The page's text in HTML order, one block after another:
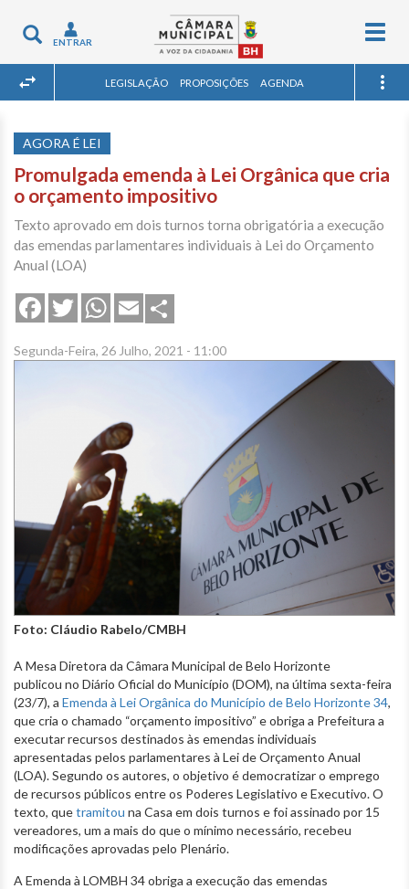
Toggle
navigation
ENTRAR
LEGISLAÇÃO PROPOSIÇÕES AGENDA
AGORA É LEI
Promulgada emenda à Lei Orgânica que cria
o orçamento impositivo
Texto aprovado em dois turnos torna obrigatória a execução
das emendas parlamentares individuais à Lei do Orçamento
Anual (LOA)
FacebookTwitterWhatsApp
Email
Segunda-Feira, 26 Julho, 2021 - 11:00
Foto: Cláudio Rabelo/CMBH
A Mesa Diretora da Câmara Municipal de Belo Horizonte
publicou no Diário Oficial do Município (DOM), na última sexta-feira
(23/7), a Emenda à Lei Orgânica do Município de Belo Horizonte 34,
que cria o chamado “orçamento impositivo” e obriga a Prefeitura a
executar recursos destinados às emendas individuais
apresentadas pelos parlamentares à Lei de Orçamento Anual
(LOA). Segundo os autores, o objetivo é democratizar o emprego
de recursos públicos entre os Poderes Legislativo e Executivo. O
texto, quetramitou na Casa em dois turnos e foi assinado por 15
vereadores, um a mais do que o mínimo necessário, recebeu
modificações aprovadas pelo Plenário.
A Emenda à LOMBH 34 obriga a execução das emendas